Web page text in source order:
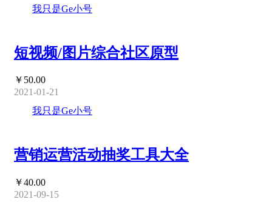
我只是Ge小号
短视频/图片综合社区原型
￥50.00
2021-01-21
我只是Ge小号
营销运营活动抽奖工具大全
￥40.00
2021-09-15